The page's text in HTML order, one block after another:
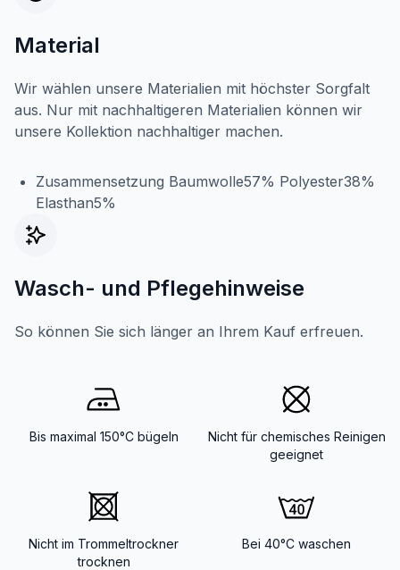
Material
Wir wählen unsere Materialien mit höchster Sorgfalt
aus. Nur mit nachhaltigeren Materialien können wir
unsere Kollektion nachhaltiger machen.
Zusammensetzung Baumwolle57% Polyester38%
Elasthan5%
Wasch- und Pflegehinweise
So können Sie sich länger an Ihrem Kauf erfreuen.
Bis maximal 150°C bügeln
Nicht für chemisches Reinigen
geeignet
Nicht im Trommeltrockner
trocknen
Bei 40°C waschen